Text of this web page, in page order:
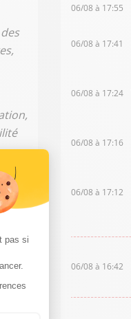
06/08 à 17:55
06/08 à 17:41
06/08 à 17:24
06/08 à 17:16
06/08 à 17:12
06/08 à 16:42